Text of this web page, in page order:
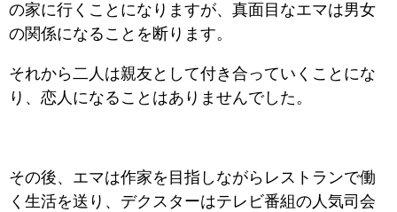
の家に行くことになりますが、真面目なエマは男女
の関係になることを断ります。
それから二人は親友として付き合っていくことにな
り、恋人になることはありませんでした。
その後、エマは作家を目指しながらレストランで働
く生活を送り、デクスターはテレビ番組の人気司会